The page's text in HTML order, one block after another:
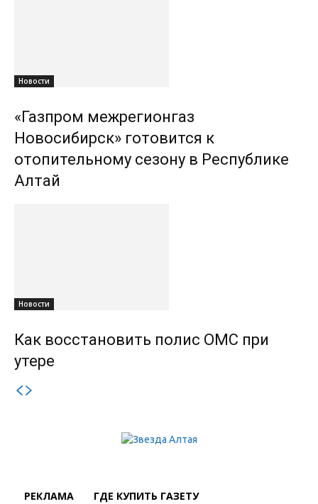
Новости
«Газпром межрегионгаз
Новосибирск» готовится к
отопительному сезону в Республике
Алтай
Новости
Как восстановить полис ОМС при
утере
РЕКЛАМА ГДЕ КУПИТЬ ГАЗЕТУ